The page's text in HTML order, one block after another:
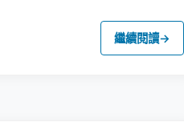
繼續閱讀→